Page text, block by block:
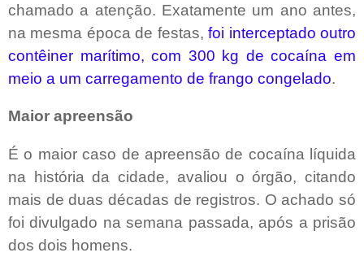
chamado a atenção. Exatamente um ano antes,
na mesma época de festas,foi interceptado outro
contêiner marítimo, com 300 kg de cocaína em
meio a um carregamento de frango congelado.
Maior apreensão
É o maior caso de apreensão de cocaína líquida
na história da cidade, avaliou o órgão, citando
mais de duas décadas de registros. O achado só
foi divulgado na semana passada, após a prisão
dos dois homens.